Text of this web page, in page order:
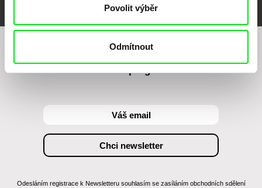
Povolit výběr
Odmítnout
filmovém programu?
Odesláním registrace k Newsletteru souhlasím se zasíláním obchodních sdělení